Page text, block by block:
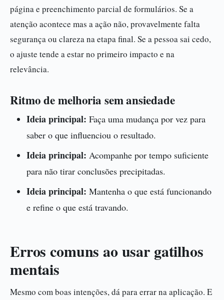
página e preenchimento parcial de formulários. Se a
atenção acontece mas a ação não, provavelmente falta
segurança ou clareza na etapa final. Se a pessoa sai cedo,
o ajuste tende a estar no primeiro impacto e na
relevância.
Ritmo de melhoria sem ansiedade
Ideia principal: Faça uma mudança por vez para
saber o que influenciou o resultado.
Ideia principal: Acompanhe por tempo suficiente
para não tirar conclusões precipitadas.
Ideia principal: Mantenha o que está funcionando
e refine o que está travando.
Erros comuns ao usar gatilhos
mentais
Mesmo com boas intenções, dá para errar na aplicação. E